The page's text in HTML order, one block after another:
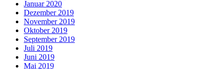
Januar 2020
Dezember 2019
November 2019
Oktober 2019
September 2019
Juli 2019
Juni 2019
Mai 2019